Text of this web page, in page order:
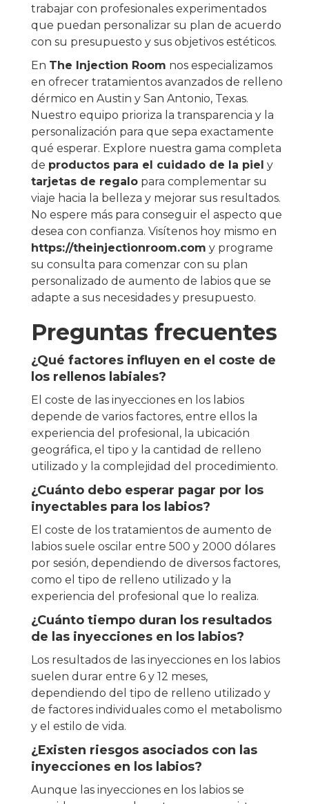
trabajar con profesionales experimentados
que puedan personalizar su plan de acuerdo
con su presupuesto y sus objetivos estéticos.
En The Injection Room nos especializamos
en ofrecer tratamientos avanzados de relleno
dérmico en Austin y San Antonio, Texas.
Nuestro equipo prioriza la transparencia y la
personalización para que sepa exactamente
qué esperar. Explore nuestra gama completa
de productos para el cuidado de la piel y
tarjetas de regalo para complementar su
viaje hacia la belleza y mejorar sus resultados.
No espere más para conseguir el aspecto que
desea con confianza. Visítenos hoy mismo en
https://theinjectionroom.com y programe
su consulta para comenzar con su plan
personalizado de aumento de labios que se
adapte a sus necesidades y presupuesto.
Preguntas frecuentes
¿Qué factores influyen en el coste de
los rellenos labiales?
El coste de las inyecciones en los labios
depende de varios factores, entre ellos la
experiencia del profesional, la ubicación
geográfica, el tipo y la cantidad de relleno
utilizado y la complejidad del procedimiento.
¿Cuánto debo esperar pagar por los
inyectables para los labios?
El coste de los tratamientos de aumento de
labios suele oscilar entre 500 y 2000 dólares
por sesión, dependiendo de diversos factores,
como el tipo de relleno utilizado y la
experiencia del profesional que lo realiza.
¿Cuánto tiempo duran los resultados
de las inyecciones en los labios?
Los resultados de las inyecciones en los labios
suelen durar entre 6 y 12 meses,
dependiendo del tipo de relleno utilizado y
de factores individuales como el metabolismo
y el estilo de vida.
¿Existen riesgos asociados con las
inyecciones en los labios?
Aunque las inyecciones en los labios se